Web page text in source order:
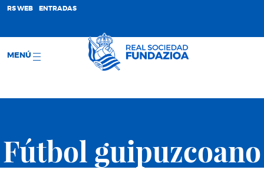
RS WEB ENTRADAS
MENÚ
Fútbol guipuzcoano